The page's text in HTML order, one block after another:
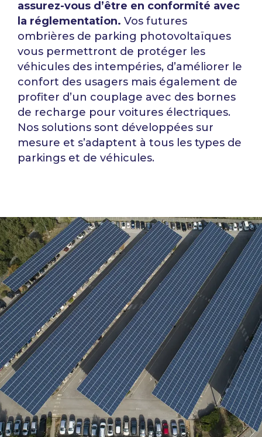
assurez-vous d’être en conformité avec
la réglementation. Vos futures
ombrières de parking photovoltaïques
vous permettront de protéger les
véhicules des intempéries, d’améliorer le
confort des usagers mais également de
profiter d’un couplage avec des bornes
de recharge pour voitures électriques.
Nos solutions sont développées sur
mesure et s’adaptent à tous les types de
parkings et de véhicules.